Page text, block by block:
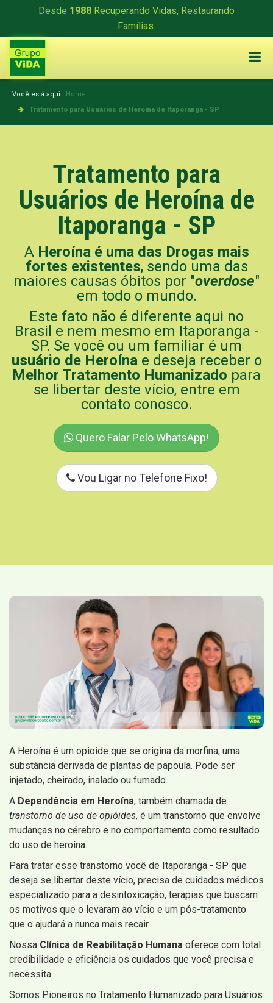
Desde 1988 Recuperando Vidas, Restaurando
Famílias.
Você está aqui: Home
Tratamento para Usuários de Heroína de Itaporanga - SP
Tratamento para
Usuários de Heroína de
Itaporanga - SP
A Heroína é uma das Drogas mais
fortes existentes, sendo uma das
maiores causas óbitos por "overdose"
em todo o mundo.
Este fato não é diferente aqui no
Brasil e nem mesmo em Itaporanga -
SP. Se você ou um familiar é um
usuário de Heroínae deseja receber o
Melhor Tratamento Humanizado para
se libertar deste vício, entre em
contato conosco.
Quero Falar Pelo WhatsApp!
Vou Ligar no Telefone Fixo!
A Heroína é um opioide que se origina da morfina, uma
substância derivada de plantas de papoula. Pode ser
injetado, cheirado, inalado ou fumado.
A Dependência em Heroína, também chamada de
transtorno de uso de opióides, é um transtorno que envolve
mudanças no cérebro e no comportamento como resultado
do uso de heroína.
Para tratar esse transtorno você de Itaporanga - SP que
deseja se libertar deste vício, precisa de cuidados médicos
especializado para a desintoxicação, terapias que buscam
os motivos que o levaram ao vício e um pós-tratamento
que o ajudará a nunca mais recair.
Nossa Clínica de Reabilitação Humana oferece com total
credibilidade e eficiência os cuidados que você precisa e
necessita.
Somos Pioneiros no Tratamento Humanizado para Usuários